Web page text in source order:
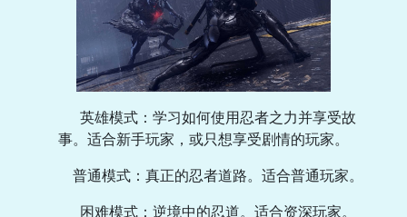
英雄模式：学习如何使用忍者之力并享受故
事。适合新手玩家，或只想享受剧情的玩家。
普通模式：真正的忍者道路。适合普通玩家。
困难模式：逆境中的忍道。适合资深玩家。